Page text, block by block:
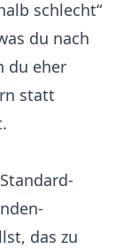
schlecht“
du nach
du eher
statt
das zu